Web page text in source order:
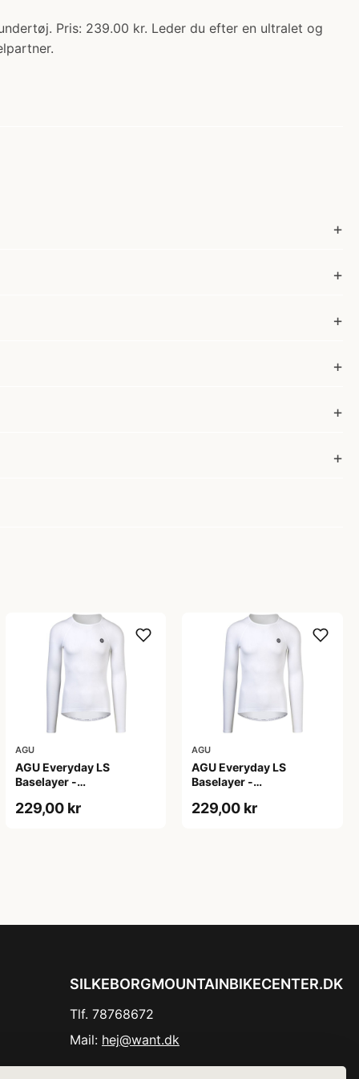
Pris: 239.00 kr. Leder du efter en ultralet og
AGU
AGU Everyday LS
Baselayer -
Ærmer - Herre - Hvid -
229,00 kr
AGU
AGU Everyday LS
Baselayer -
Ærmer - Herre - Hvid
229,00 kr
SILKEBORGMOUNTAINBIKECENTER.DK
Tlf. 78768672
Mail: hej@want.dk